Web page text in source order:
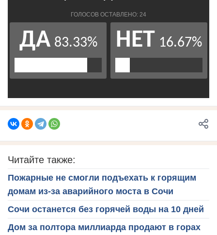
Читайте также:
Пожарные не смогли подъехать к горящим
домам из-за аварийного моста в Сочи
Сочи останется без горячей воды на 10 дней
Дом за полтора миллиарда продают в горах